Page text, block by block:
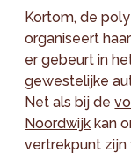
Kortom, de
organiseert
er gebeurt in
gewestelijke
Net als bij de
Noordwijk kan
vertrekpunt zijn